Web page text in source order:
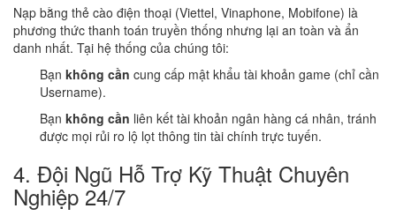
Nạp bằng thẻ cào điện thoại (Viettel, Vinaphone, Mobifone) là
phương thức thanh toán truyền thống nhưng lại an toàn và ẩn
danh nhất. Tại hệ thống của chúng tôi:
Bạn không cần cung cấp mật khẩu tài khoản game (chỉ cần
Username).
Bạn không cần liên kết tài khoản ngân hàng cá nhân, tránh
được mọi rủi ro lộ lọt thông tin tài chính trực tuyến.
4. Đội Ngũ Hỗ Trợ Kỹ Thuật Chuyên
Nghiệp 24/7